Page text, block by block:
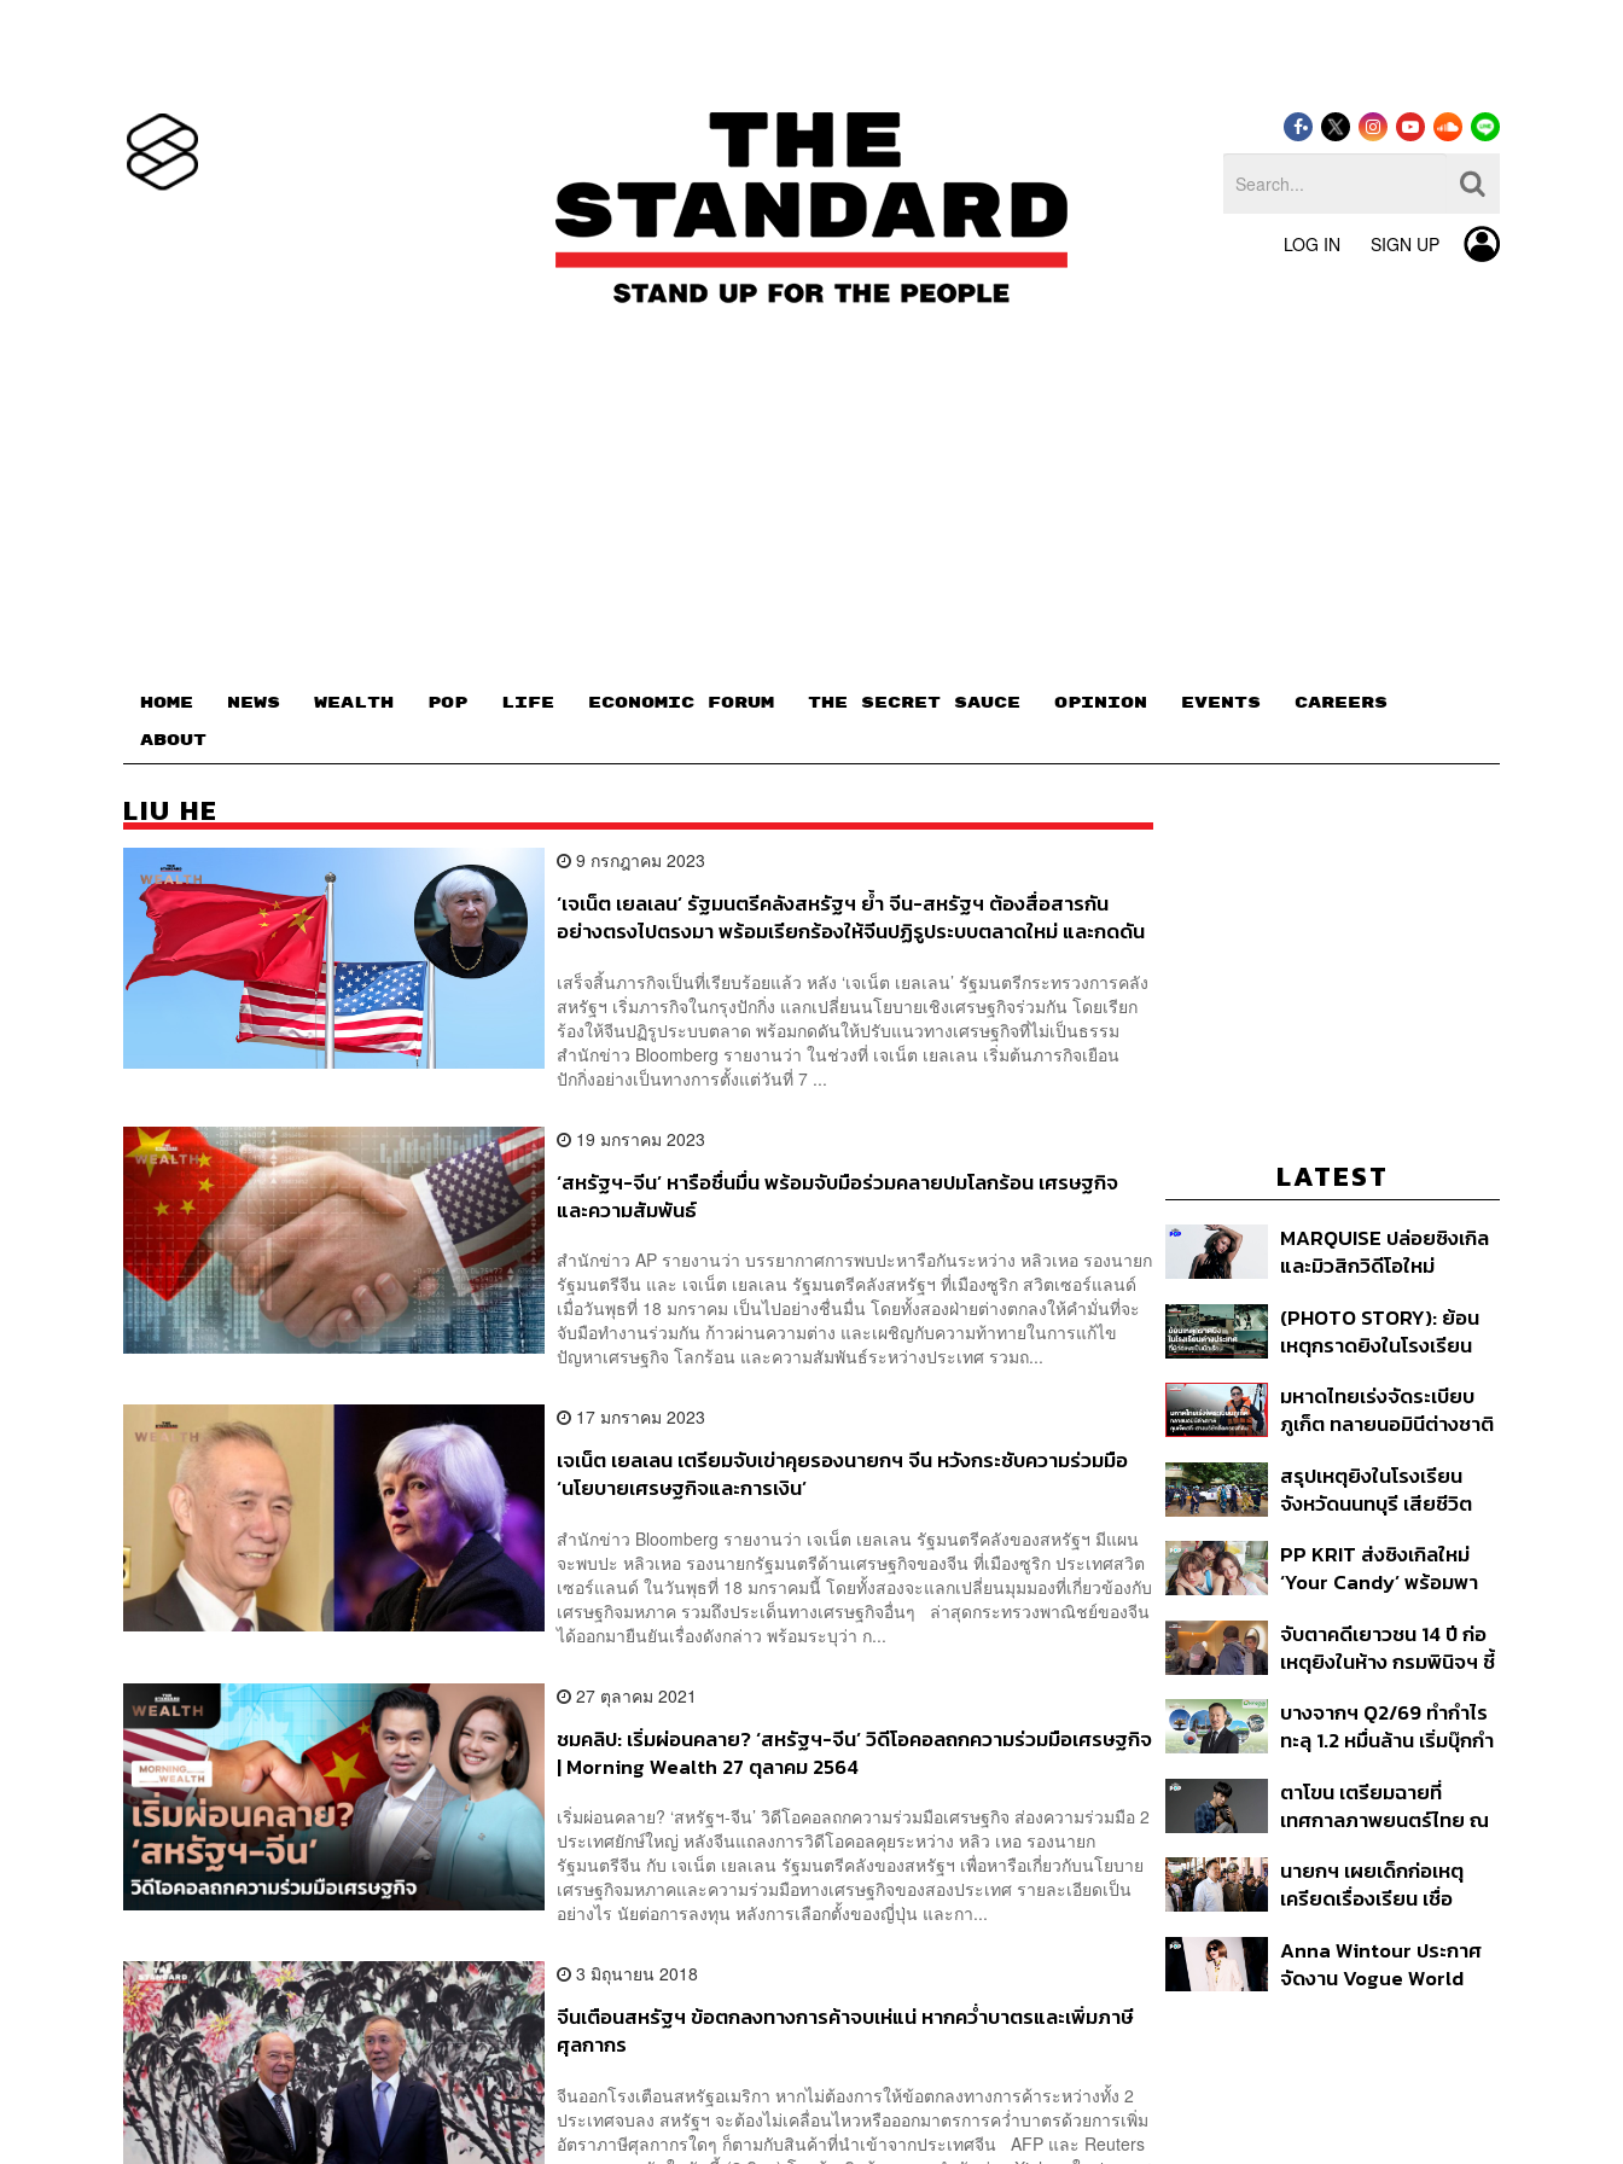
LOG IN SIGN UP
HOME NEWS WEALTH POP LIFE ECONOMIC FORUM THE SECRET SAUCE​ OPINION EVENTS CAREERS
ABOUT
LIU HE
9 กรกฎาคม 2023
‘เจเน็ต เยลเลน’ รัฐมนตรีคลังสหรัฐฯ ย้ำ จีน-สหรัฐฯ ต้องสื่อสารกัน
อย่างตรงไปตรงมา พร้อมเรียกร้องให้จีนปฏิรูประบบตลาดใหม่ และกดดัน
เสร็จสิ้นภารกิจเป็นที่เรียบร้อยแล้ว หลัง ‘เจเน็ต เยลเลน’ รัฐมนตรีกระทรวงการคลัง
สหรัฐฯ เริ่มภารกิจในกรุงปักกิ่ง แลกเปลี่ยนนโยบายเชิงเศรษฐกิจร่วมกัน โดยเรียก
ร้องให้จีนปฏิรูประบบตลาด พร้อมกดดันให้ปรับแนวทางเศรษฐกิจที่ไม่เป็นธรรม
สำนักข่าว Bloomberg รายงานว่า ในช่วงที่ เจเน็ต เยลเลน เริ่มต้นภารกิจเยือน
ปักกิ่งอย่างเป็นทางการตั้งแต่วันที่ 7 ...
19 มกราคม 2023
‘สหรัฐฯ-จีน’ หารือชื่นมื่น พร้อมจับมือร่วมคลายปมโลกร้อน เศรษฐกิจ
และความสัมพันธ์
สำนักข่าว AP รายงานว่า บรรยากาศการพบปะหารือกันระหว่าง หลิวเหอ รองนายก
รัฐมนตรีจีน และ เจเน็ต เยลเลน รัฐมนตรีคลังสหรัฐฯ ที่เมืองซูริก สวิตเซอร์แลนด์
เมื่อวันพุธที่ 18 มกราคม เป็นไปอย่างชื่นมื่น โดยทั้งสองฝ่ายต่างตกลงให้คำมั่นที่จะ
จับมือทำงานร่วมกัน ก้าวผ่านความต่าง และเผชิญกับความท้าทายในการแก้ไข
ปัญหาเศรษฐกิจ โลกร้อน และความสัมพันธ์ระหว่างประเทศ รวมถ...
17 มกราคม 2023
เจเน็ต เยลเลน เตรียมจับเข่าคุยรองนายกฯ จีน หวังกระชับความร่วมมือ
‘นโยบายเศรษฐกิจและการเงิน’
สำนักข่าว Bloomberg รายงานว่า เจเน็ต เยลเลน รัฐมนตรีคลังของสหรัฐฯ มีแผน
จะพบปะ หลิวเหอ รองนายกรัฐมนตรีด้านเศรษฐกิจของจีน ที่เมืองซูริก ประเทศสวิต
เซอร์แลนด์ ในวันพุธที่ 18 มกราคมนี้ โดยทั้งสองจะแลกเปลี่ยนมุมมองที่เกี่ยวข้องกับ
เศรษฐกิจมหภาค รวมถึงประเด็นทางเศรษฐกิจอื่นๆ ล่าสุดกระทรวงพาณิชย์ของจีน
ได้ออกมายืนยันเรื่องดังกล่าว พร้อมระบุว่า ก...
27 ตุลาคม 2021
ชมคลิป: เริ่มผ่อนคลาย? ‘สหรัฐฯ-จีน’ วิดีโอคอลถกความร่วมมือเศรษฐกิจ
| Morning Wealth 27 ตุลาคม 2564
เริ่มผ่อนคลาย? ‘สหรัฐฯ-จีน’ วิดีโอคอลถกความร่วมมือเศรษฐกิจ ส่องความร่วมมือ 2
ประเทศยักษ์ใหญ่ หลังจีนแถลงการวิดีโอคอลคุยระหว่าง หลิว เหอ รองนายก
รัฐมนตรีจีน กับ เจเน็ต เยลเลน รัฐมนตรีคลังของสหรัฐฯ เพื่อหารือเกี่ยวกับนโยบาย
เศรษฐกิจมหภาคและความร่วมมือทางเศรษฐกิจของสองประเทศ รายละเอียดเป็น
อย่างไร นัยต่อการลงทุน หลังการเลือกตั้งของญี่ปุ่น และกา...
3 มิถุนายน 2018
จีนเตือนสหรัฐฯ ข้อตกลงทางการค้าจบเห่แน่ หากคว่ำบาตรและเพิ่มภาษี
ศุลกากร
จีนออกโรงเตือนสหรัฐอเมริกา หากไม่ต้องการให้ข้อตกลงทางการค้าระหว่างทั้ง 2
ประเทศจบลง สหรัฐฯ จะต้องไม่เคลื่อนไหวหรือออกมาตรการคว่ำบาตรด้วยการเพิ่ม
อัตราภาษีศุลกากรใดๆ ก็ตามกับสินค้าที่นำเข้าจากประเทศจีน AFP และ Reuters
LATEST
MARQUISE ปล่อยซิงเกิล
และมิวสิกวิดีโอใหม่
สัมพันธ์สุด Toxic
(PHOTO STORY): ย้อน
เหตุกราดยิงในโรงเรียน
นักเรียน
มหาดไทยเร่งจัดระเบียบ
ภูเก็ต ทลายนอมินีต่างชาติ
ที่ดิน เคลียร์ใบอนุญาต
โรงแรมค้าง 7 ปี
สรุปเหตุยิงในโรงเรียน
จังหวัดนนทบุรี เสียชีวิต
ปมค้นประวัติคดีกราดยิงที่
สหรัฐฯ
PP KRIT ส่งซิงเกิลใหม่
‘Your Candy’ พร้อมพา
สิกวิดีโอ
จับตาคดีเยาวชน 14 ปี ก่อ
เหตุยิงในห้าง กรมพินิจฯ ชี้
เนื่อง ประเมินปล่อยตัว
บางจากฯ Q2/69 ทำกำไร
ทะลุ 1.2 หมื่นล้าน เริ่มบุ๊กกำ
แรก หนุนรายได้ครึ่งปีทะลุ
3.2 แสนล้าน
ตาโขน เตรียมฉายที่
เทศกาลภาพยนตร์ไทย ณ
นายกฯ เผยเด็กก่อเหตุ
เครียดเรื่องเรียน เชื่อ
กระสุนอีกกว่า 30 นัด หาก
ไม่จบชีวิตตัวเองอาจสูญ
Anna Wintour ประกาศ
จัดงาน Vogue World